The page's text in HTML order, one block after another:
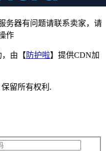
务器有问题请联系卖家，请
作
，由【 防护啦】提供CDN加
保留所有权利.